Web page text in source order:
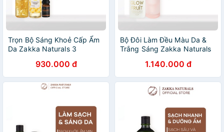
Trọn Bộ Sáng Khoẻ Cấp Ẩm
Da Zakka Naturals 3
930.000 đ
Bộ Đôi Làm Đều Màu Da &
Trắng Sáng Zakka Naturals
1.140.000 đ